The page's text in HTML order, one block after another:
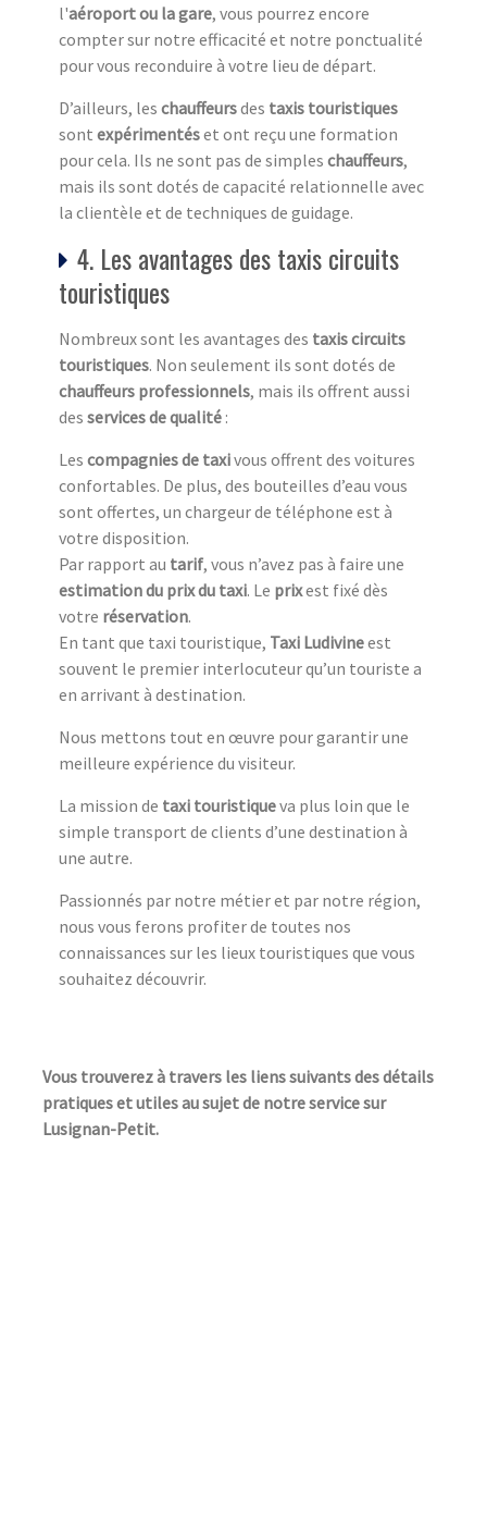
l'aéroport ou la gare, vous pourrez encore
compter sur notre efficacité et notre ponctualité
pour vous reconduire à votre lieu de départ.
D’ailleurs, les chauffeursdes taxis touristiques
sont expérimentéset ont reçu une formation
pour cela. Ils ne sont pas de simples chauffeurs,
mais ils sont dotés de capacité relationnelle avec
la clientèle et de techniques de guidage.
4. Les avantages des taxis circuits
touristiques
Nombreux sont les avantages des taxis circuits
touristiques. Non seulement ils sont dotés de
chauffeurs professionnels, mais ils offrent aussi
des services de qualité :
Les compagnies de taxivous offrent des voitures
confortables. De plus, des bouteilles d’eau vous
sont offertes, un chargeur de téléphone est à
votre disposition.
Par rapport au tarif, vous n’avez pas à faire une
estimation du prix du taxi. Le prixest fixé dès
votre réservation.
En tant que taxi touristique, Taxi Ludivineest
souvent le premier interlocuteur qu’un touriste a
en arrivant à destination.
Nous mettons tout en œuvre pour garantir une
meilleure expérience du visiteur.
La mission de taxi touristiqueva plus loin que le
simple transport de clients d’une destination à
une autre.
Passionnés par notre métier et par notre région,
nous vous ferons profiter de toutes nos
connaissances sur les lieux touristiques que vous
souhaitez découvrir.
Vous trouverez à travers les liens suivants des détails
pratiques et utiles au sujet de notre service sur
Lusignan-Petit.